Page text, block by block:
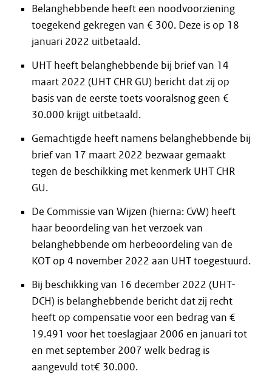
Belanghebbende heeft een noodvoorziening
toegekend gekregen van € 300. Deze is op 18
januari 2022 uitbetaald.
UHT heeft belanghebbende bij brief van 14
maart 2022 (UHT CHR GU) bericht dat zij op
basis van de eerste toets vooralsnog geen €
30.000 krijgt uitbetaald.
Gemachtigde heeft namens belanghebbende bij
brief van 17 maart 2022 bezwaar gemaakt
tegen de beschikking met kenmerk UHT CHR
GU.
De Commissie van Wijzen (hierna: CvW) heeft
haar beoordeling van het verzoek van
belanghebbende om herbeoordeling van de
KOT op 4 november 2022 aan UHT toegestuurd.
Bij beschikking van 16 december 2022 (UHT-
DCH) is belanghebbende bericht dat zij recht
heeft op compensatie voor een bedrag van €
19.491 voor het toeslagjaar 2006 en januari tot
en met september 2007 welk bedrag is
aangevuld tot€ 30.000.